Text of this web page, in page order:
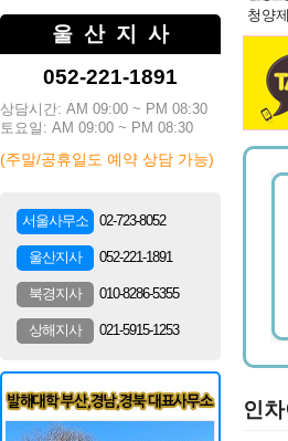
울산지사
052-221-1891
상담시간: AM 09:00 ~ PM 08:30
토요일: AM 09:00 ~ PM 08:30
(주말/공휴일도 예약 상담 가능)
서울사무소 02-723-8052
울산지사 052-221-1891
북경지사 010-8286-5355
상해지사 021-5915-1253
청양
인